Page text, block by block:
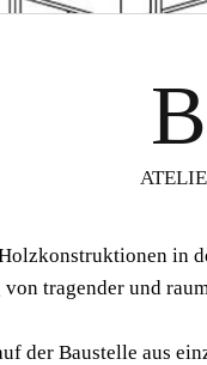
in
von tragender und
der Baustelle aus